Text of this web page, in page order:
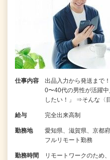
仕事内容
出品入力から発送まで
0〜40代の男性が活躍中
したい！」 ⇒そんな〈
給与 完全出来高制
勤務地
愛知県、滋賀県、京都
フルリモート勤務
勤務時間
リモートワークのため